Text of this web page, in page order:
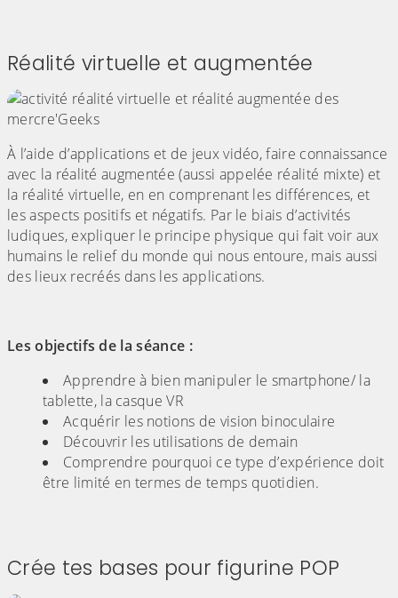
Réalité virtuelle et augmentée
À l’aide d’applications et de jeux vidéo, faire connaissance
avec la réalité augmentée (aussi appelée réalité mixte) et
la réalité virtuelle, en en comprenant les différences, et
les aspects positifs et négatifs. Par le biais d’activités
ludiques, expliquer le principe physique qui fait voir aux
humains le relief du monde qui nous entoure, mais aussi
des lieux recréés dans les applications.
Les objectifs de la séance :
Apprendre à bien manipuler le smartphone/ la
tablette, la casque VR
Acquérir les notions de vision binoculaire
Découvrir les utilisations de demain
Comprendre pourquoi ce type d’expérience doit
être limité en termes de temps quotidien.
Crée tes bases pour figurine POP